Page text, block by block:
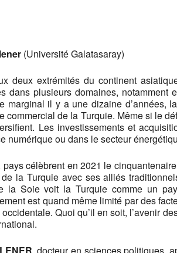
(Université Galatasaray)
deux extrémités du continent
dans plusieurs domaines,
marginal il y a une dizaine d’années,
commercial de la Turquie. Même si le
Les investissements et
numérique ou dans le secteur
pays célèbrent en 2021 le
la Turquie avec ses alliés
la Soie voit la Turquie comme un
est quand même limité par des
occidentale. Quoi qu’il en soit, l’avenir